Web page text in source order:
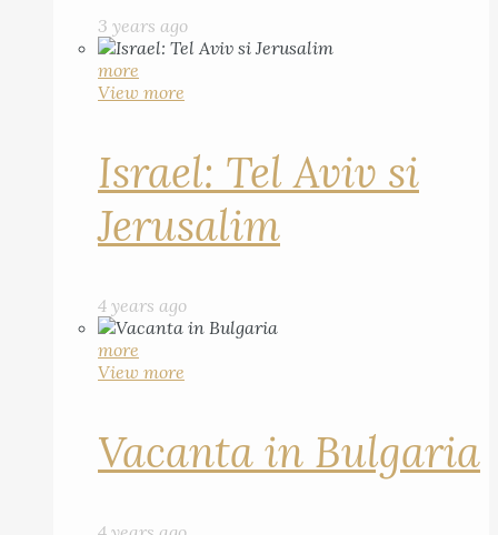
3 years ago
more
View more
Israel: Tel Aviv si
Jerusalim
4 years ago
more
View more
Vacanta in Bulgaria